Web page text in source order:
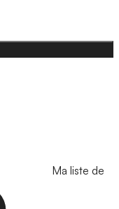
Ma liste de